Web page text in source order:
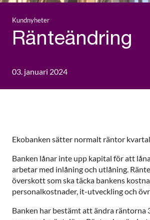
Kundnyheter
Ränteändring
03. januari 2024
Ekobanken sätter normalt räntor
Banken lånar inte upp kapital för att
arbetar med inlåning och utlåning.
överskott som ska täcka bankens
personalkostnader, it-utveckling och
Banken har bestämt att ändra räntorna